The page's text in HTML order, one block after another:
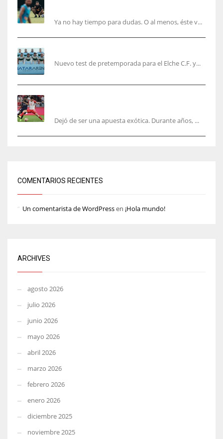
Ya no hay tiempo para dudas. O al menos, éste v...
Nuevo test de pretemporada para el Elche C.F. y...
Dejó de ser una apuesta exótica. Durante años, ...
COMENTARIOS RECIENTES
Un comentarista de WordPressen ¡Hola mundo!
ARCHIVES
agosto 2026
julio 2026
junio 2026
mayo 2026
abril 2026
marzo 2026
febrero 2026
enero 2026
diciembre 2025
noviembre 2025